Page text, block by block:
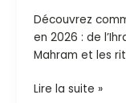
Découvrez
en 2026 : de
Mahram et les
guide
et
rites
Lire la suite »